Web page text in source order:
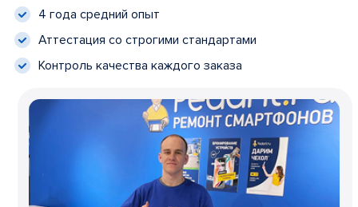
4 года средний опыт
Аттестация со строгими стандартами
Контроль качества каждого заказа